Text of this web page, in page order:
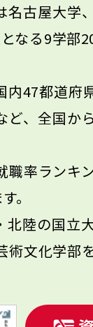
名古屋大学
なる9学部
内47都道府
ど、全国か
職率ランキ
。
北陸の国立
術文化学部